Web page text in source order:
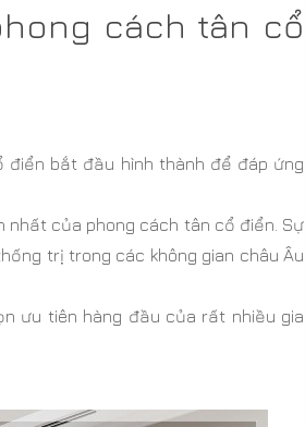
cách tân cổ
điển bắt đầu hình thành để đáp ứng
nhất của phong cách tân cổ điển. Sự
trị trong các không gian châu Âu
ưu tiên hàng đầu của rất nhiều gia